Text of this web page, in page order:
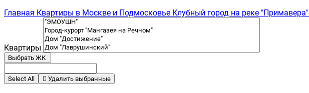
Главная Квартиры в Москве и Подмосковье Клубный город на реке "Примавера"
Квартиры
Выбрать ЖК
Select All Удалить выбранные